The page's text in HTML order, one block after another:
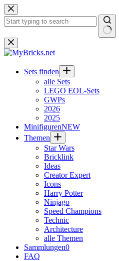
Zum
Inhalt
springen
Keine
Ergebnisse
Sets finden
alle Sets
LEGO EOL-Sets
GWPs
2026
2025
MinifigurenNEW
Themen
Star Wars
Bricklink
Ideas
Creator Expert
Icons
Harry Potter
Ninjago
Speed Champions
Technic
Architecture
alle Themen
Sammlungen0
FAQ